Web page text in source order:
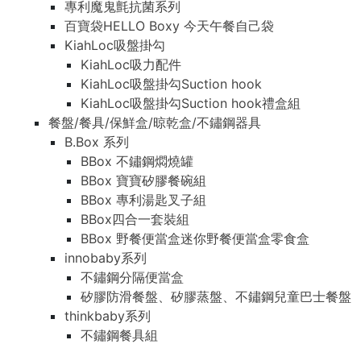
專利魔鬼氈抗菌系列
百寶袋HELLO Boxy 今天午餐自己袋
KiahLoc吸盤掛勾
KiahLoc吸力配件
KiahLoc吸盤掛勾Suction hook
KiahLoc吸盤掛勾Suction hook禮盒組
餐盤/餐具/保鮮盒/晾乾盒/不鏽鋼器具
B.Box 系列
BBox 不鏽鋼燜燒罐
BBox 寶寶矽膠餐碗組
BBox 專利湯匙叉子組
BBox四合一套裝組
BBox 野餐便當盒迷你野餐便當盒零食盒
innobaby系列
不鏽鋼分隔便當盒
矽膠防滑餐盤、矽膠蒸盤、不鏽鋼兒童巴士餐盤
thinkbaby系列
不鏽鋼餐具組